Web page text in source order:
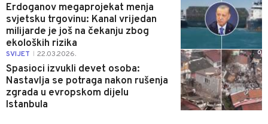
Erdoganov megaprojekat menja
svjetsku trgovinu: Kanal vrijedan
milijarde je još na čekanju zbog
ekoloških rizika
SVIJET 22.03.2026.
Spasioci izvukli devet osoba:
Nastavlja se potraga nakon rušenja
zgrada u evropskom dijelu
Istanbula
0